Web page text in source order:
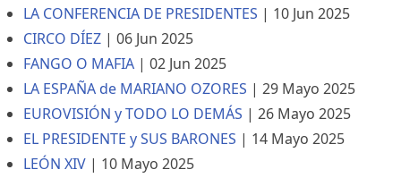
LA CONFERENCIA DE PRESIDENTES | 10 Jun 2025
CIRCO DÍEZ | 06 Jun 2025
FANGO O MAFIA | 02 Jun 2025
LA ESPAÑA de MARIANO OZORES | 29 Mayo 2025
EUROVISIÓN y TODO LO DEMÁS | 26 Mayo 2025
EL PRESIDENTE y SUS BARONES | 14 Mayo 2025
LEÓN XIV | 10 Mayo 2025